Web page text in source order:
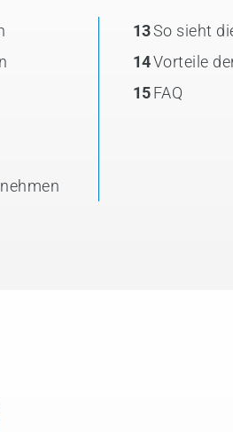
13So sieht
14Vorteile
15FAQ